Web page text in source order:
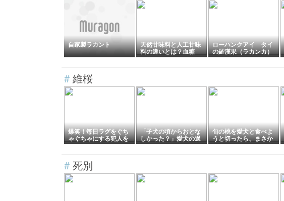
自家製ラカント 天然甘味料と人工甘味
料の違いとは？血糖
値・中性脂肪・腸活か
ローハンクアイ タイ
の羅漢果（ラカンカ）
とジュースの話
# 維桜
爆笑！毎日ラグをぐち
ゃぐちゃにする犯人を
隠し撮りしたら、完全
「子犬の頃からおとな
しかった？」愛犬の過
去を家具の傷が証言し
旬の桃を愛犬と食べよ
うと切ったら、まさか
の結果になりました…
# 死別